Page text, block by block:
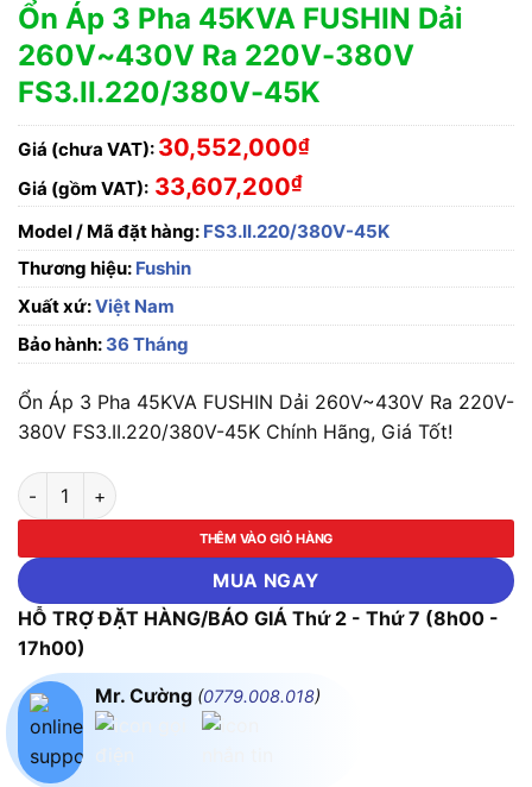
Ổn Áp 3 Pha 45KVA FUSHIN Dải
260V~430V Ra 220V-380V
FS3.II.220/380V-45K
Giá (chưa VAT): 30,552,000₫
Giá (gồm VAT): 33,607,200₫
Model / Mã đặt hàng: FS3.II.220/380V-45K
Thương hiệu: Fushin
Xuất xứ:Việt Nam
Bảo hành: 36 Tháng
Ổn Áp 3 Pha 45KVA FUSHIN Dải 260V~430V Ra 220V-
380V FS3.II.220/380V-45K Chính Hãng, Giá Tốt!
Ổn Áp 3 Pha 45KVA FUSHIN Dải 260V~430V Ra 220V-
THÊM VÀO GIỎ HÀNG
MUA NGAY
HỖ TRỢ ĐẶT HÀNG/BÁO GIÁ Thứ 2 - Thứ 7 (8h00 -
17h00)
Mr. Cường (0779.008.018)